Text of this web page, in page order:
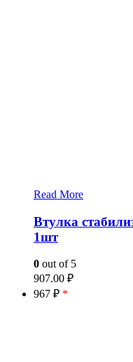
Read More
Втулка
1шт
0 out of 5
907.00 ₽
967 ₽ *